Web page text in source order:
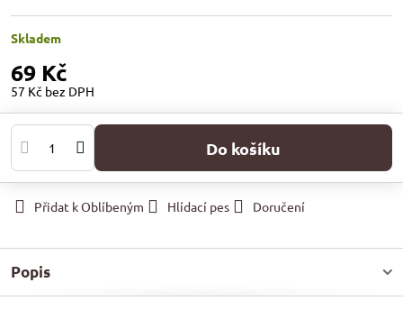
Skladem
69 Kč
57 Kč bez DPH
Do košíku
Přidat k Oblíbeným Hlídací pes Doručení
Popis